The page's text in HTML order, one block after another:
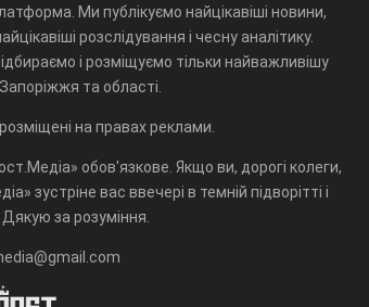
Ми публікуємо найцікавіші новини,
розслідування і чесну аналітику.
і розміщуємо тільки найважливішу
та області.
на правах реклами.
обов'язкове. Якщо ви, дорогі колеги,
зустріне вас ввечері в темній підворітті і
за розуміння.